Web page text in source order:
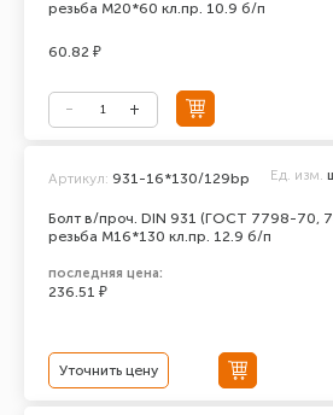
резьба М20*60 кл.пр. 10.9 б/п
60.82 ₽
Болт в/проч. DIN 931 (ГОСТ 7798-70,
резьба М16*130 кл.пр. 12.9 б/п
Артикул: 931-16*130/129bp Ед. изм.
последняя цена:
236.51 ₽
Уточнить цену